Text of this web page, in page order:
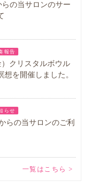
らの当サロンのサー
報告
クリスタルボウル
想を開催しました。
らせ
らの当サロンのご利
一覧はこちら >